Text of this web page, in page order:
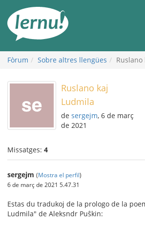
contingut
Fòrum Sobre altres llengües
Ruslano kaj
Ludmila
de sergejm, 6 de març
de 2021
Missatges: 4
sergejm (Mostra el perfil)
6 de març de 2021 5.47.31
Estas du tradukoj de la prologo de la
Ludmila" de Aleksndr Puŝkin: